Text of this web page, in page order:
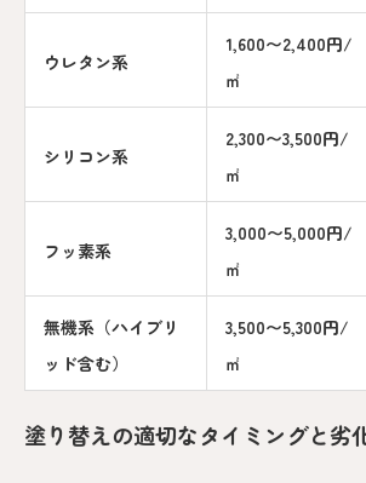
ウレタン系
1,600〜2,400円/
㎡
シリコン系
2,300〜3,500円/
㎡
フッ素系
3,000〜5,000円/
㎡
無機系（ハイブリ
ッド含む）
3,500〜5,300円/
㎡
塗り替えの適切なタイミングと劣